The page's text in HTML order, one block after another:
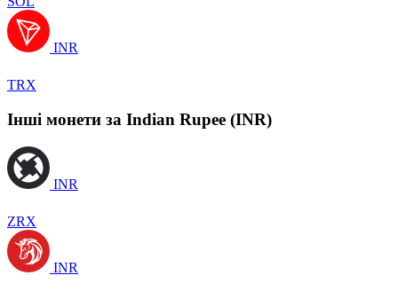
INR
TRX
Інші монети за Indian Rupee (INR)
INR
ZRX
INR